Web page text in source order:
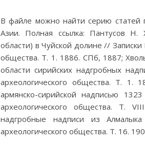
В файле можно найти серию статей
Азии. Полная ссылка: Пантусов Н.
области) в Чуйской долине // Записки
общества. Т. 1. 1886. СПб, 1887;
области сирийских надгробных
археологического общества. Т.
армянско-сирийской надписью
археологического общества. Т.
надгробные надписи из
археологического общества. Т. 16.